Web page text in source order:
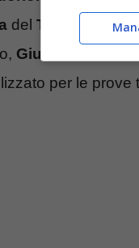
del Tg1 a Largo
Giulia Cecchettin
per le prove